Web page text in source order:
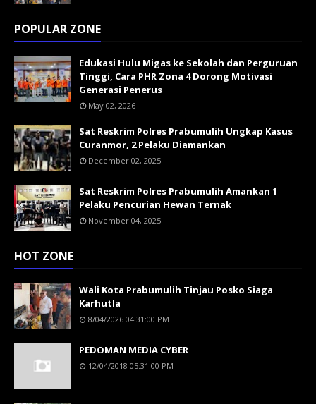
POPULAR ZONE
Edukasi Hulu Migas ke Sekolah dan Perguruan
Tinggi, Cara PHR Zona 4 Dorong Motivasi
Generasi Penerus
May 02, 2026
Sat Reskrim Polres Prabumulih Ungkap Kasus
Curanmor, 2 Pelaku Diamankan
December 02, 2025
Sat Reskrim Polres Prabumulih Amankan 1
Pelaku Pencurian Hewan Ternak
November 04, 2025
HOT ZONE
Wali Kota Prabumulih Tinjau Posko Siaga
Karhutla
8/04/2026 04:31:00 PM
PEDOMAN MEDIA CYBER
12/04/2018 05:31:00 PM